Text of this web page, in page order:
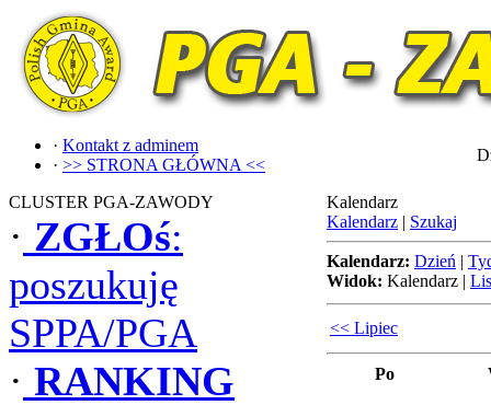
· Kontakt z adminem
· >> STRONA GŁÓWNA <<
CLUSTER PGA-ZAWODY
· ZGŁOś:
poszukuję
SPPA/PGA
· RANKING
Kalendarz
Kalendarz | Szukaj
Kalendarz: Dzień |
Widok: Kalendarz |
<< Lipiec
Po